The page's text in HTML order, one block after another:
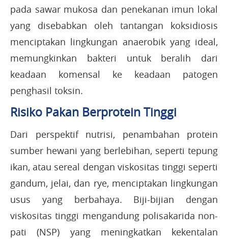
pada sawar mukosa dan penekanan imun lokal
yang disebabkan oleh tantangan koksidiosis
menciptakan lingkungan anaerobik yang ideal,
memungkinkan bakteri untuk beralih dari
keadaan komensal ke keadaan patogen
penghasil toksin.
Risiko Pakan Berprotein Tinggi
Dari perspektif nutrisi, penambahan protein
sumber hewani yang berlebihan, seperti tepung
ikan, atau sereal dengan viskositas tinggi seperti
gandum, jelai, dan rye, menciptakan lingkungan
usus yang berbahaya. Biji-bijian dengan
viskositas tinggi mengandung polisakarida non-
pati (NSP) yang meningkatkan kekentalan